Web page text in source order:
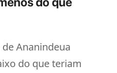
Ananindeua
do que teriam